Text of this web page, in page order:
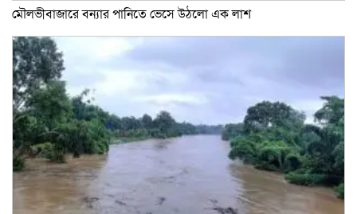
মৌলভীবাজারে বন্যার পানিতে ভেসে উঠলো এক লাশ